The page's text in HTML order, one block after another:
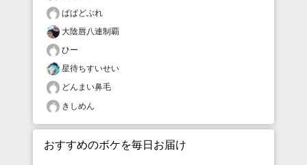
ぱぱどぶれ
大陰唇八連制覇
ひー
星待ちすいせい
どんまい鼻毛
きしめん
おすすめのボケを毎日お届け